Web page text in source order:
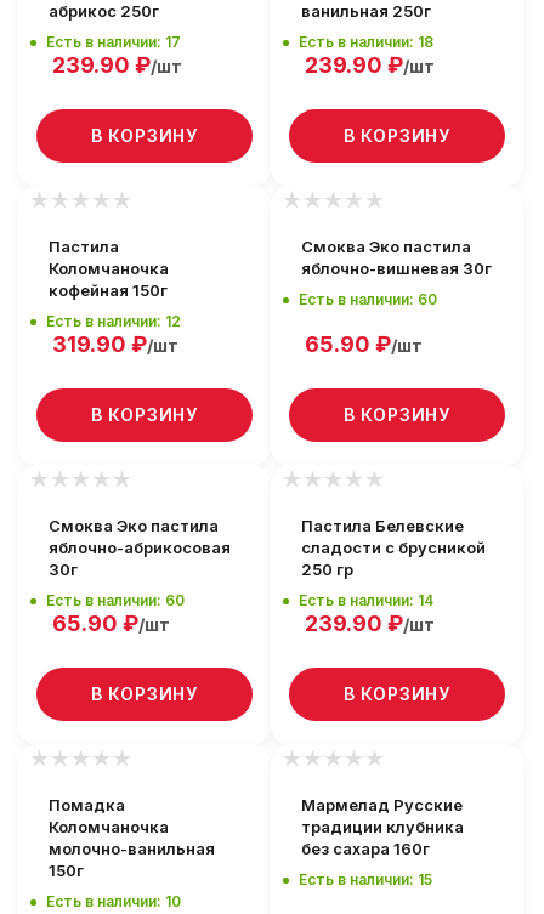
абрикос 250г
Есть в наличии: 17
239.90 ₽/шт
В КОРЗИНУ
ванильная 250г
Есть в наличии: 18
239.90 ₽/шт
В КОРЗИНУ
Пастила
Коломчаночка
кофейная 150г
Есть в наличии: 12
319.90 ₽/шт
В КОРЗИНУ
Смоква Эко пастила
яблочно-вишневая 30г
Есть в наличии: 60
65.90 ₽/шт
В КОРЗИНУ
Смоква Эко пастила
яблочно-абрикосовая
30г
Есть в наличии: 60
65.90 ₽/шт
В КОРЗИНУ
Пастила Белевские
сладости с брусникой
250 гр
Есть в наличии: 14
239.90 ₽/шт
В КОРЗИНУ
Помадка
Коломчаночка
молочно-ванильная
150г
Есть в наличии: 10
Мармелад Русские
традиции клубника
без сахара 160г
Есть в наличии: 15